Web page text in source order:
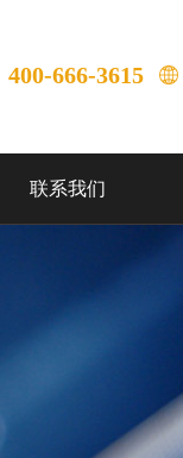
400-666-3615
联系我们